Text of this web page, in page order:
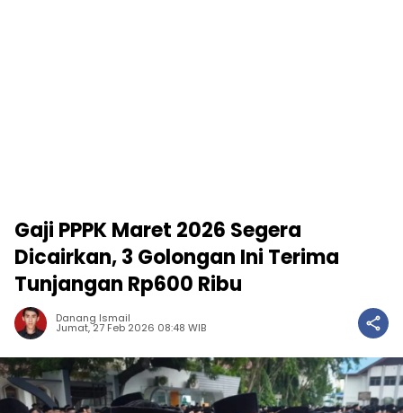
Gaji PPPK Maret 2026 Segera
Dicairkan, 3 Golongan Ini Terima
Tunjangan Rp600 Ribu
Danang Ismail
Jumat, 27 Feb 2026 08:48 WIB